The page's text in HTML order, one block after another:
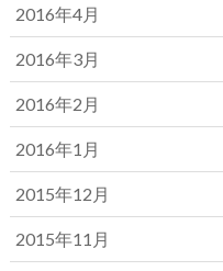
2016年4月
2016年3月
2016年2月
2016年1月
2015年12月
2015年11月